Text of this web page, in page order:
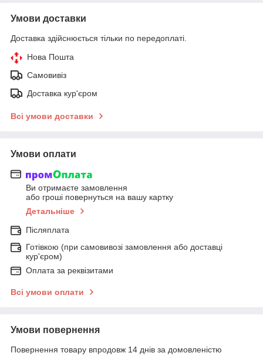
Умови доставки
Доставка здійснюється тільки по передоплаті.
Нова Пошта
Самовивіз
Доставка кур'єром
Всі умови доставки
Умови оплати
Ви отримаєте замовлення
або гроші повернуться на вашу картку
Детальніше
Післяплата
Готівкою (при самовивозі замовлення або доставці
кур'єром)
Оплата за реквізитами
Всі умови оплати
Умови повернення
Повернення товару впродовж 14 днів за домовленістю